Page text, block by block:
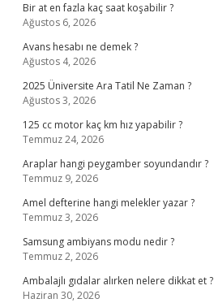
Bir at en fazla kaç saat koşabilir ?
Ağustos 6, 2026
Avans hesabı ne demek ?
Ağustos 4, 2026
2025 Üniversite Ara Tatil Ne Zaman ?
Ağustos 3, 2026
125 cc motor kaç km hız yapabilir ?
Temmuz 24, 2026
Araplar hangi peygamber soyundandır ?
Temmuz 9, 2026
Amel defterine hangi melekler yazar ?
Temmuz 3, 2026
Samsung ambiyans modu nedir ?
Temmuz 2, 2026
Ambalajlı gıdalar alırken nelere dikkat et ?
Haziran 30, 2026